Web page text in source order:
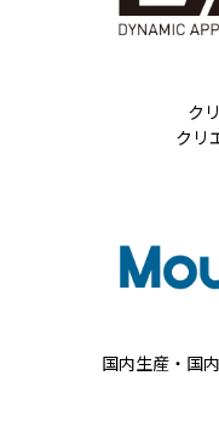
ク
クリ
国内生産・国